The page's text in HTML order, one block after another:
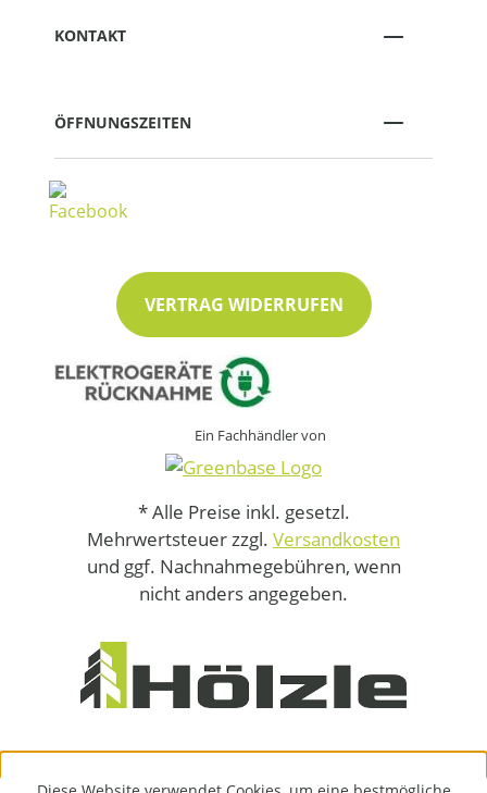
KONTAKT
ÖFFNUNGSZEITEN
VERTRAG WIDERRUFEN
Ein Fachhändler von
* Alle Preise inkl. gesetzl.
Mehrwertsteuer zzgl. Versandkosten
und ggf. Nachnahmegebühren, wenn
nicht anders angegeben.